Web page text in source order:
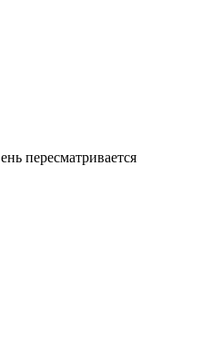
пересматривается